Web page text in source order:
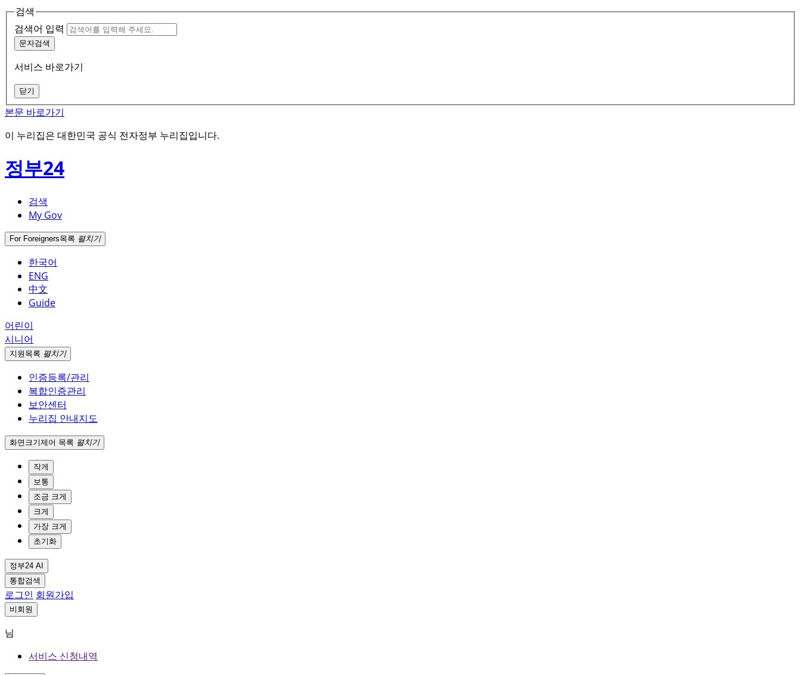
검색
검색어 입력
문자검색
서비스 바로가기
닫기
본문 바로가기
이 누리집은 대한민국 공식 전자정부 누리집입니다.
정부24
검색
My Gov
For Foreigners목록 펼치기
한국어
ENG
中文
Guide
어린이
시니어
지원 목록 펼치기
인증등록/관리
복합인증관리
보안센터
누리집 안내지도
화면크기제어 목록 펼치기
작게
보통
조금 크게
크게
가장 크게
초기화
정부24 AI
통합검색
로그인 회원가입
비회원
님
서비스 신청내역